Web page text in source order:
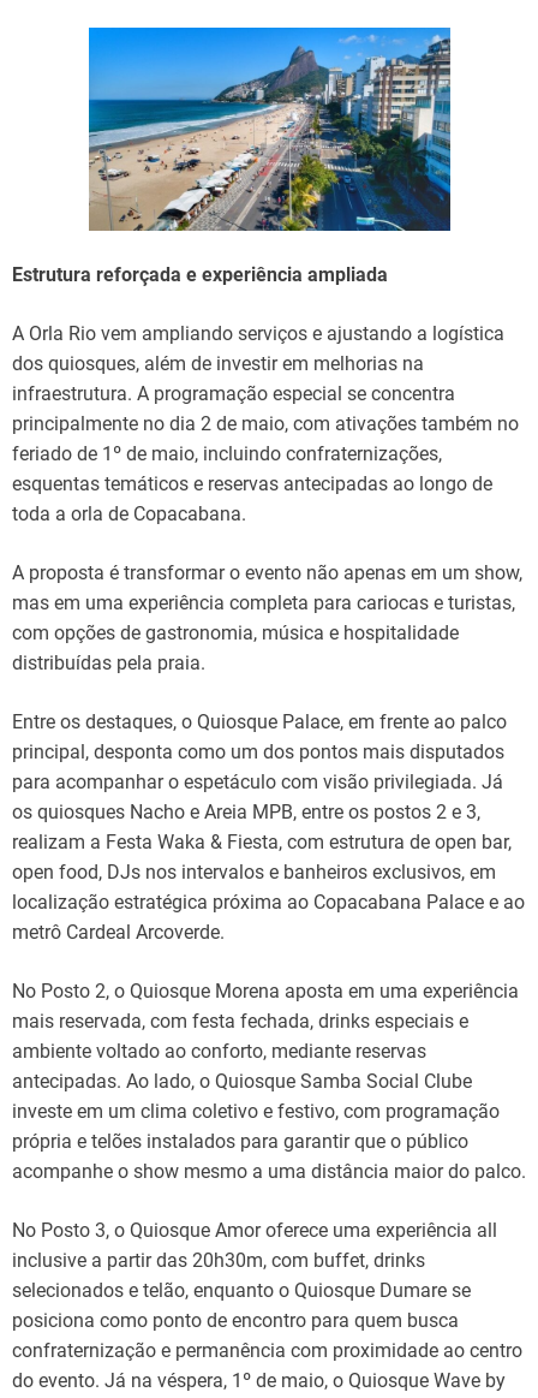
Estrutura reforçada e experiência ampliada
A Orla Rio vem ampliando serviços e ajustando a logística
dos quiosques, além de investir em melhorias na
infraestrutura. A programação especial se concentra
principalmente no dia 2 de maio, com ativações também no
feriado de 1º de maio, incluindo confraternizações,
esquentas temáticos e reservas antecipadas ao longo de
toda a orla de Copacabana.
A proposta é transformar o evento não apenas em um show,
mas em uma experiência completa para cariocas e turistas,
com opções de gastronomia, música e hospitalidade
distribuídas pela praia.
Entre os destaques, o Quiosque Palace, em frente ao palco
principal, desponta como um dos pontos mais disputados
para acompanhar o espetáculo com visão privilegiada. Já
os quiosques Nacho e Areia MPB, entre os postos 2 e 3,
realizam a Festa Waka & Fiesta, com estrutura de open bar,
open food, DJs nos intervalos e banheiros exclusivos, em
localização estratégica próxima ao Copacabana Palace e ao
metrô Cardeal Arcoverde.
No Posto 2, o Quiosque Morena aposta em uma experiência
mais reservada, com festa fechada, drinks especiais e
ambiente voltado ao conforto, mediante reservas
antecipadas. Ao lado, o Quiosque Samba Social Clube
investe em um clima coletivo e festivo, com programação
própria e telões instalados para garantir que o público
acompanhe o show mesmo a uma distância maior do palco.
No Posto 3, o Quiosque Amor oferece uma experiência all
inclusive a partir das 20h30m, com buffet, drinks
selecionados e telão, enquanto o Quiosque Dumare se
posiciona como ponto de encontro para quem busca
confraternização e permanência com proximidade ao centro
do evento. Já na véspera, 1º de maio, o Quiosque Wave by